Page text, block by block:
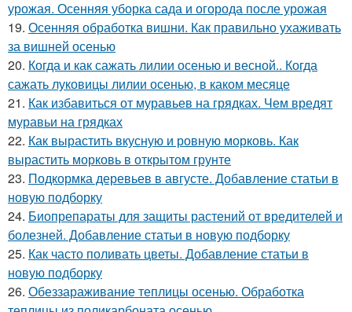
урожая. Осенняя уборка сада и огорода после урожая
19. Осенняя обработка вишни. Как правильно ухаживать
за вишней осенью
20. Когда и как сажать лилии осенью и весной.. Когда
сажать луковицы лилии осенью, в каком месяце
21. Как избавиться от муравьев на грядках. Чем вредят
муравьи на грядках
22. Как вырастить вкусную и ровную морковь. Как
вырастить морковь в открытом грунте
23. Подкормка деревьев в августе. Добавление статьи в
новую подборку
24. Биопрепараты для защиты растений от вредителей и
болезней. Добавление статьи в новую подборку
25. Как часто поливать цветы. Добавление статьи в
новую подборку
26. Обеззараживание теплицы осенью. Обработка